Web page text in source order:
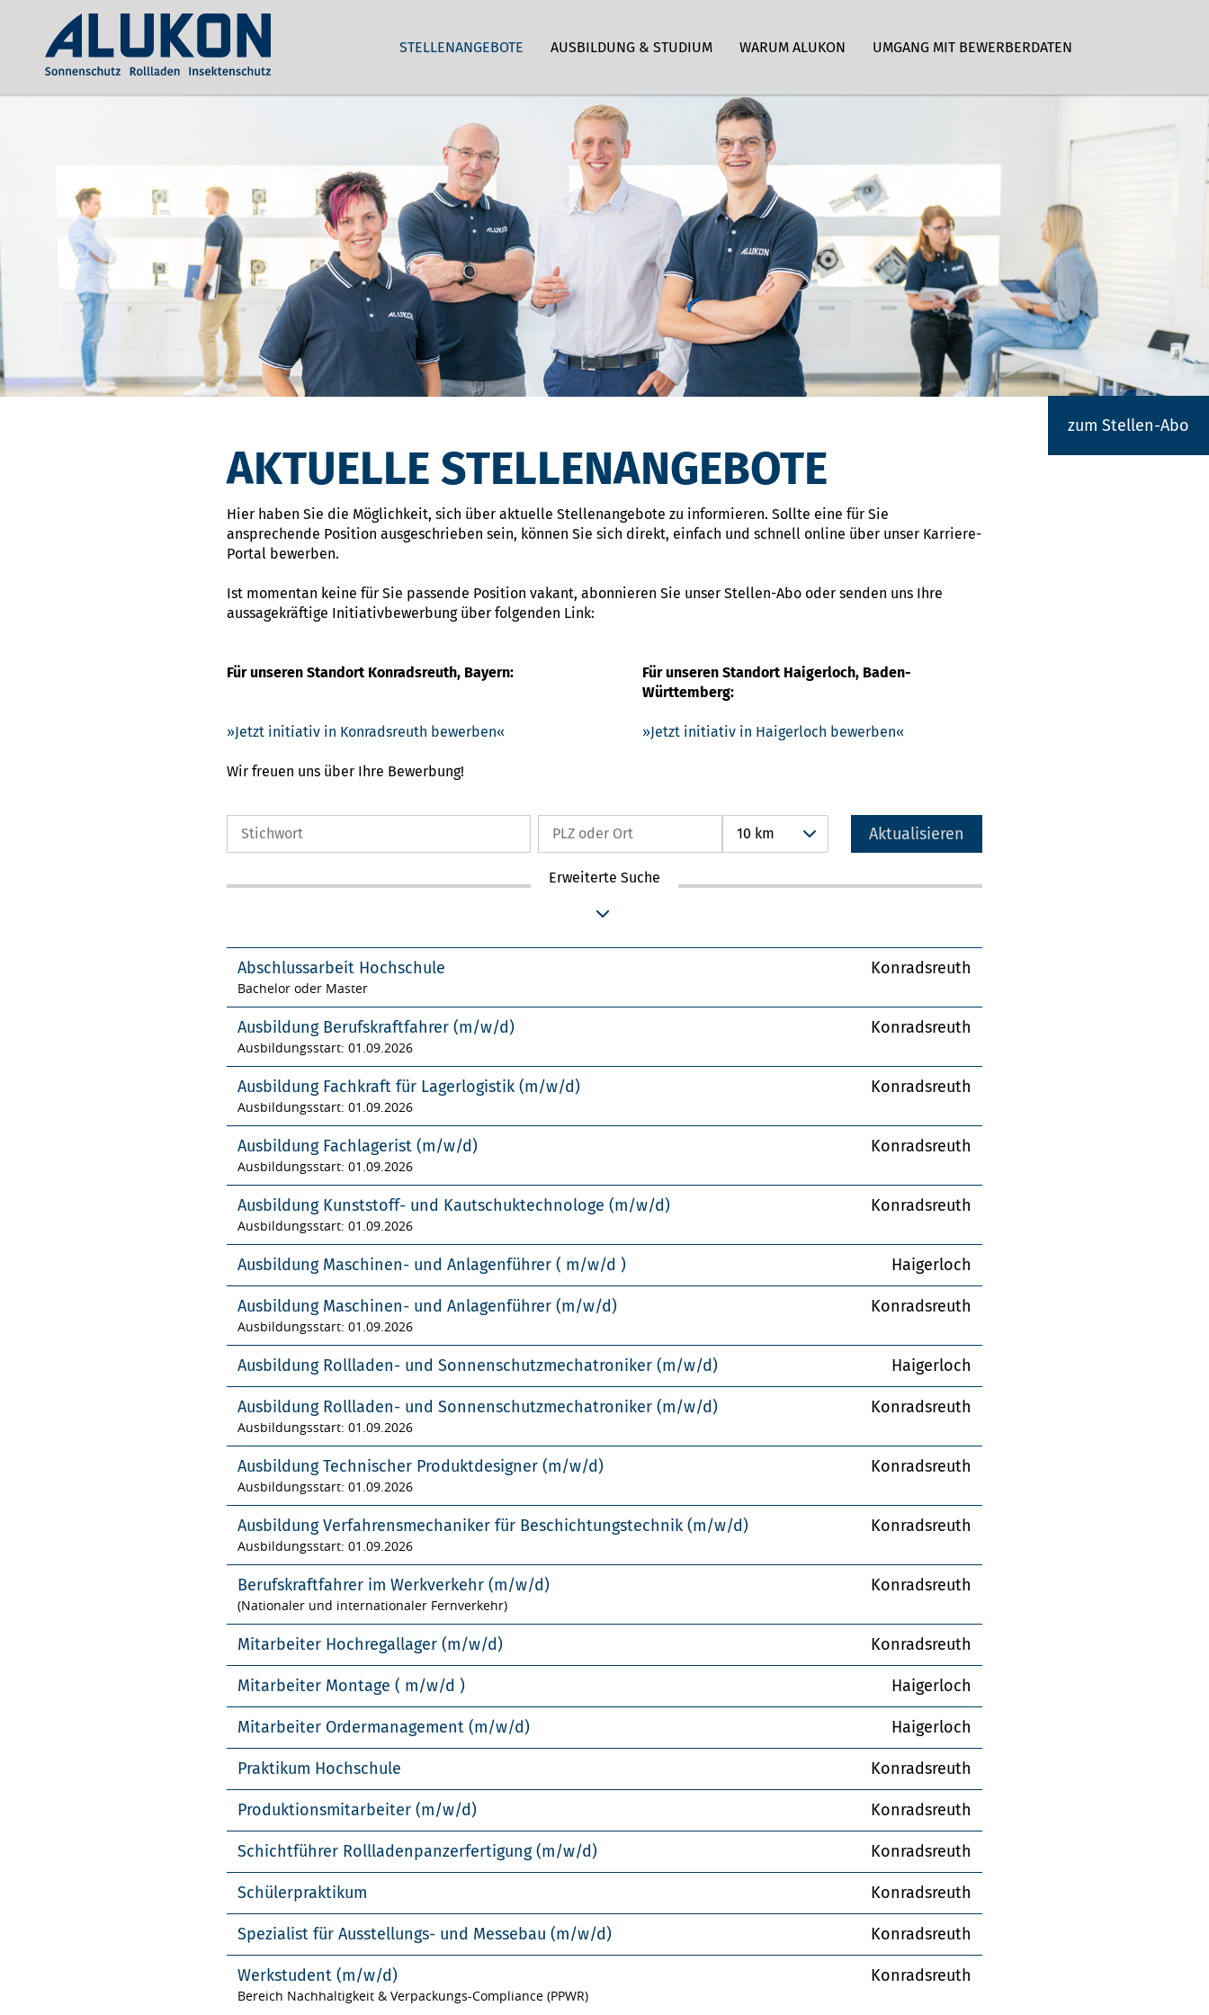
STELLENANGEBOTE AUSBILDUNG & STUDIUM WARUM ALUKON UMGANG MIT BEWERBERDATEN
AKTUELLE STELLENANGEBOTE
Hier haben Sie die Möglichkeit, sich über aktuelle Stellenangebote zu informieren. Sollte eine für Sie
ansprechende Position ausgeschrieben sein, können Sie sich direkt, einfach und schnell online über unser Karriere-
Portal bewerben.
Ist momentan keine für Sie passende Position vakant, abonnieren Sie unser Stellen-Abo oder senden uns Ihre
aussagekräftige Initiativbewerbung über folgenden Link:
Für unseren Standort Konradsreuth, Bayern:
Jetzt initiativ in Konradsreuth bewerben
Für unseren Standort Haigerloch, Baden-
Württemberg:
Jetzt initiativ in Haigerloch bewerben
Wir freuen uns über Ihre Bewerbung!
10 km Aktualisieren
Erweiterte Suche
Abschlussarbeit Hochschule
Bachelor oder Master
Konradsreuth
Ausbildung Berufskraftfahrer (m/w/d)
Ausbildungsstart: 01.09.2026
Konradsreuth
Ausbildung Fachkraft für Lagerlogistik (m/w/d)
Ausbildungsstart: 01.09.2026
Konradsreuth
Ausbildung Fachlagerist (m/w/d)
Ausbildungsstart: 01.09.2026
Konradsreuth
Ausbildung Kunststoff- und Kautschuktechnologe (m/w/d)
Ausbildungsstart: 01.09.2026
Konradsreuth
Ausbildung Maschinen- und Anlagenführer ( m/w/d ) Haigerloch
Ausbildung Maschinen- und Anlagenführer (m/w/d)
Ausbildungsstart: 01.09.2026
Konradsreuth
Ausbildung Rollladen- und Sonnenschutzmechatroniker (m/w/d) Haigerloch
Ausbildung Rollladen- und Sonnenschutzmechatroniker (m/w/d)
Ausbildungsstart: 01.09.2026
Konradsreuth
Ausbildung Technischer Produktdesigner (m/w/d)
Ausbildungsstart: 01.09.2026
Konradsreuth
Ausbildung Verfahrensmechaniker für Beschichtungstechnik (m/w/d)
Ausbildungsstart: 01.09.2026
Konradsreuth
Berufskraftfahrer im Werkverkehr (m/w/d)
(Nationaler und internationaler Fernverkehr)
Konradsreuth
Mitarbeiter Hochregallager (m/w/d) Konradsreuth
Mitarbeiter Montage ( m/w/d ) Haigerloch
Mitarbeiter Ordermanagement (m/w/d) Haigerloch
Praktikum Hochschule Konradsreuth
Produktionsmitarbeiter (m/w/d) Konradsreuth
Schichtführer Rollladenpanzerfertigung (m/w/d) Konradsreuth
Schülerpraktikum Konradsreuth
Spezialist für Ausstellungs- und Messebau (m/w/d) Konradsreuth
Werkstudent (m/w/d)
Bereich Nachhaltigkeit & Verpackungs-Compliance (PPWR)
Konradsreuth
zum Stellen-Abo